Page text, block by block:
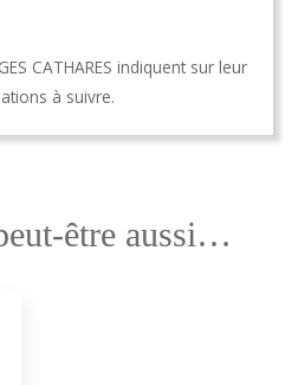
CATHARES indiquent sur leur
à suivre.
être aussi…